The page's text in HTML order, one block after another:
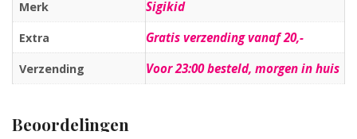
Merk Sigikid
Extra Gratis verzending vanaf 20,-
Verzending Voor 23:00 besteld, morgen in huis
Beoordelingen